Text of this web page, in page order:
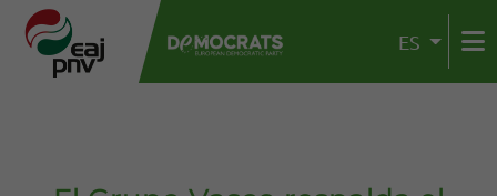
ES